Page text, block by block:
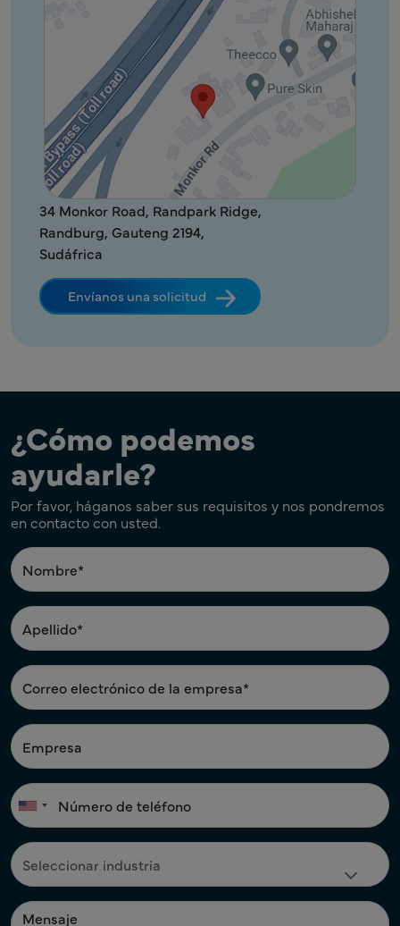
34 Monkor Road, Randpark Ridge,
Randburg, Gauteng 2194,
Sudáfrica
Envíanos una solicitud
¿Cómo podemos
ayudarle?
Por favor, háganos saber sus requisitos y nos pondremos
en contacto con usted.